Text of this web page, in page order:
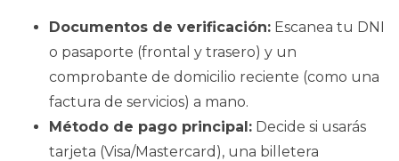
Documentos de verificación: Escanea tu DNI
o pasaporte (frontal y trasero) y un
comprobante de domicilio reciente (como una
factura de servicios) a mano.
Método de pago principal: Decide si usarás
tarjeta (Visa/Mastercard), una billetera